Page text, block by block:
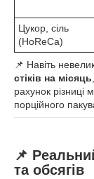
Цукор, сіль
(HoReCa)
📌 Навіть
стіків на місяць
рахунок різниці
порційного
📌
та обсягів